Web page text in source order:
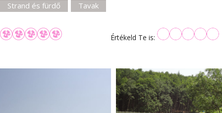
Strand és fürdő Tavak
Értékeld Te is: